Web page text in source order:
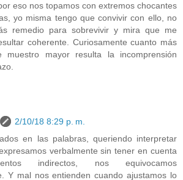
eso nos topamos con extremos chocantes
yo misma tengo que convivir con ello, no
remedio para sobrevivir y mira que me
coherente. Curiosamente cuanto más
muestro mayor resulta la incomprensión
2/10/18 8:29 p. m.
en las palabras, queriendo interpretar
verbalmente sin tener en cuenta
indirectos, nos equivocamos
Y mal nos entienden cuando ajustamos lo